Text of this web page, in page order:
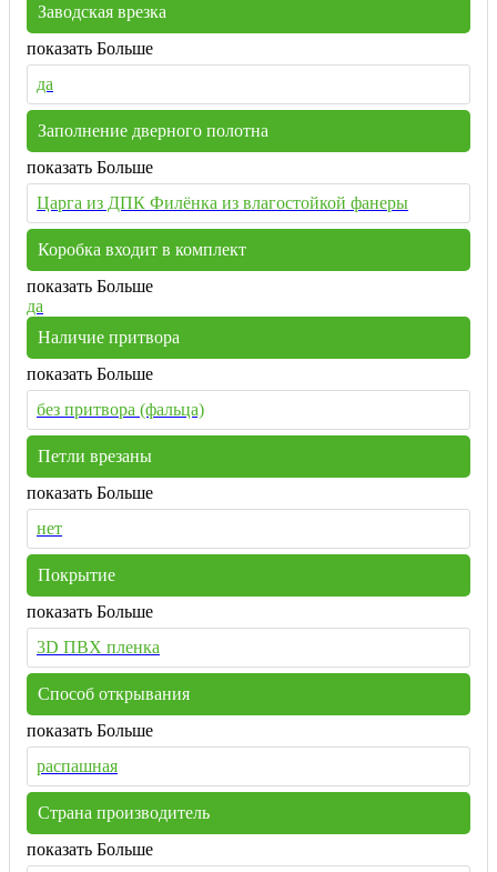
Заводская врезка
показать Больше
да
Заполнение дверного полотна
показать Больше
Царга из ДПК Филёнка из влагостойкой фанеры
Коробка входит в комплект
показать Больше
да
Наличие притвора
показать Больше
без притвора (фальца)
Петли врезаны
показать Больше
нет
Покрытие
показать Больше
3D ПВХ пленка
Способ открывания
показать Больше
распашная
Страна производитель
показать Больше